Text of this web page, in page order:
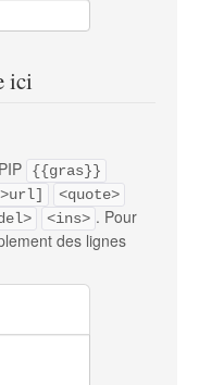
ici
{{gras}}
<quote>
<ins> . Pour
des lignes